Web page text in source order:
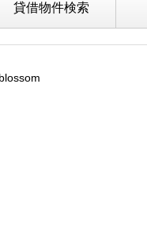
貸借物件検索